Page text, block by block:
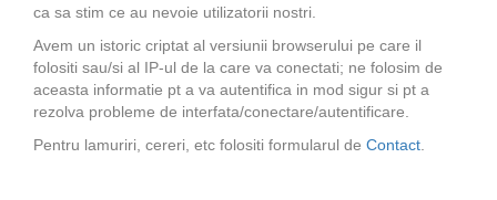
ca sa stim ce au nevoie utilizatorii nostri.
Avem un istoric criptat al versiunii browserului pe care il
folositi sau/si al IP-ul de la care va conectati; ne folosim de
aceasta informatie pt a va autentifica in mod sigur si pt a
rezolva probleme de interfata/conectare/autentificare.
Pentru lamuriri, cereri, etc folositi formularul de Contact